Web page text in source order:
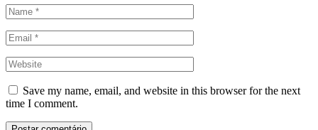
Save my name, email, and website in this browser for the next
time I comment.